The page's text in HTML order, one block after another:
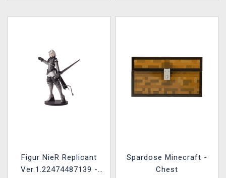
Figur NieR Replicant
Ver.1.22474487139 -
Spardose Minecraft -
Chest